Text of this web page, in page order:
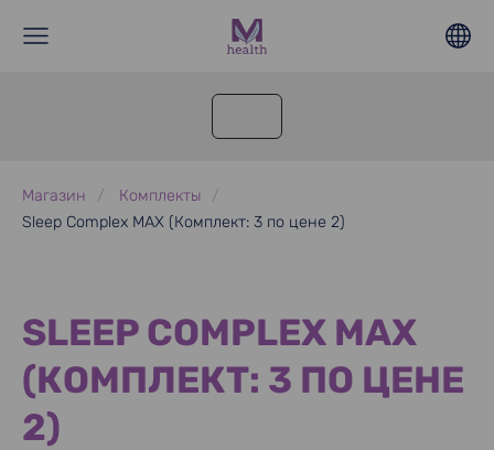
Магазин
Комплекты
Sleep Complex МАХ (Комплект: 3 по цене 2)
SLEEP COMPLEX МАХ
(КОМПЛЕКТ: 3 ПО ЦЕНЕ
2)